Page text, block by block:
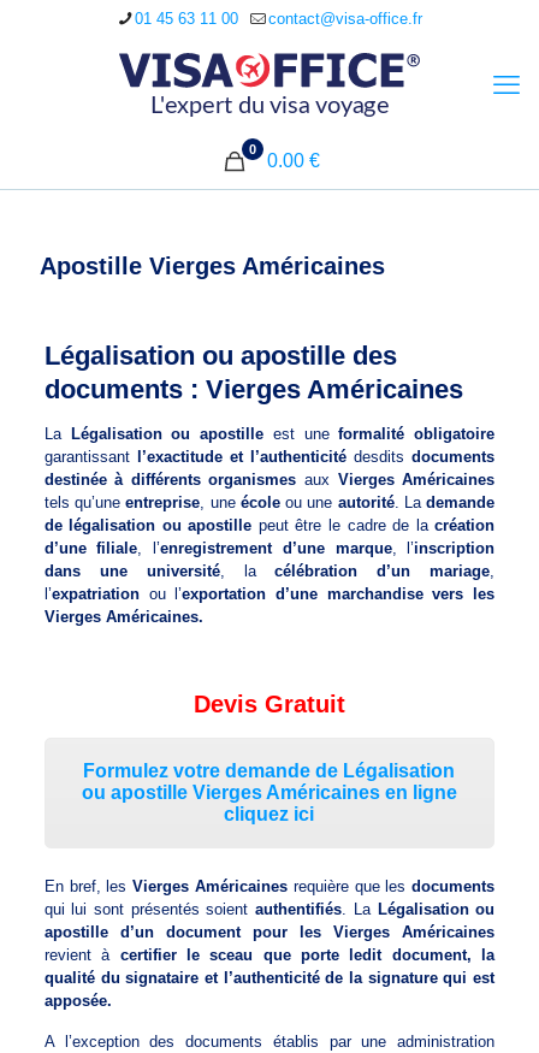
01 45 63 11 00 contact@visa-office.fr
0
0.00 €
Apostille Vierges Américaines
Légalisation ou apostille des
documents : Vierges Américaines
La Légalisation ou apostille est uneformalité obligatoire
garantissant
l’exactitude et l’authenticité desditsdocuments
destinée à différents organismes aux Vierges Américaines
tels qu’uneentreprise , une écoleou une autorité. Lademande
de légalisation ou apostille peut être le cadre de lacréation
d’une filiale , l’enregistrement d’une marque, l’inscription
dans une université, lacélébration d’un mariage
l’expatriationou l’exportation d’une marchandise vers les
Vierges Américaines.
Devis Gratuit
Formulez votre demande de Légalisation
ou apostille Vierges Américaines en ligne
cliquez ici
En bref, lesVierges Américaines requière que lesdocuments
qui lui sont présentés soientauthentifiés . La Légalisation ou
apostille d’un document pour les Vierges Américaines
revient à certifier le sceau que porte ledit document, la
qualité du signataire et l’authenticité de la signature qui est
apposée.
A l’exception des documents établis par une administration